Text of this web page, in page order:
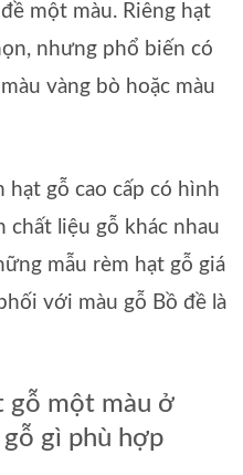
một màu. Riêng hạt
nhưng phổ biến có
vàng bò hoặc màu
gỗ cao cấp có hình
chất liệu gỗ khác nhau
mẫu rèm hạt gỗ giá
với màu gỗ Bồ đề là
gỗ một màu ở
gì phù hợp